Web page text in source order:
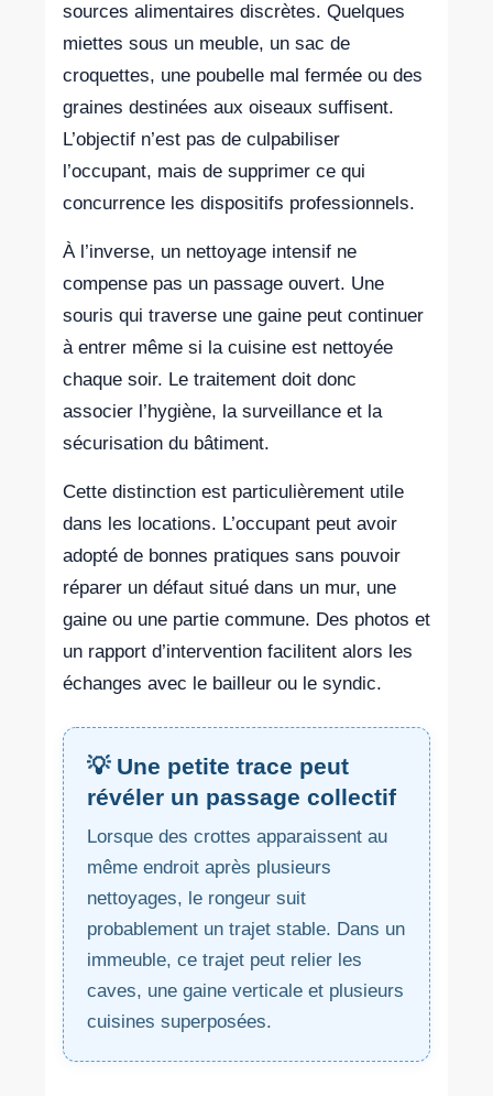
sources alimentaires discrètes. Quelques
miettes sous un meuble, un sac de
croquettes, une poubelle mal fermée ou des
graines destinées aux oiseaux suffisent.
L’objectif n’est pas de culpabiliser
l’occupant, mais de supprimer ce qui
concurrence les dispositifs professionnels.
À l’inverse, un nettoyage intensif ne
compense pas un passage ouvert. Une
souris qui traverse une gaine peut continuer
à entrer même si la cuisine est nettoyée
chaque soir. Le traitement doit donc
associer l’hygiène, la surveillance et la
sécurisation du bâtiment.
Cette distinction est particulièrement utile
dans les locations. L’occupant peut avoir
adopté de bonnes pratiques sans pouvoir
réparer un défaut situé dans un mur, une
gaine ou une partie commune. Des photos et
un rapport d’intervention facilitent alors les
échanges avec le bailleur ou le syndic.
💡 Une petite trace peut
révéler un passage collectif
Lorsque des crottes apparaissent au
même endroit après plusieurs
nettoyages, le rongeur suit
probablement un trajet stable. Dans un
immeuble, ce trajet peut relier les
caves, une gaine verticale et plusieurs
cuisines superposées.